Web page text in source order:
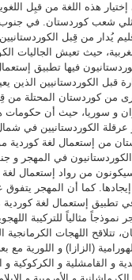
هذه اللغة من قبِل
شعب كوردستان. في جنوب
يُدار من قِبل
حيث تعيش الجاليات
فيها تطبيق
قبل الكوردستانيين الذين
من كوردستان المحتلة
و سوريا، حيث أن حكومات
عرقلة الكوردستانيين في
من إستعمال لغة كوردية
الكوردستانيون في المهجر و
من رواد إستعمال لغة
كما أن المهجر
تطبيق إستعمال لغة
مثالياً للتركيبة
تتلاقح اللهجات الكرمانجية
(الزازا) و اللورية مع
و القامشلية و الكركوكية و